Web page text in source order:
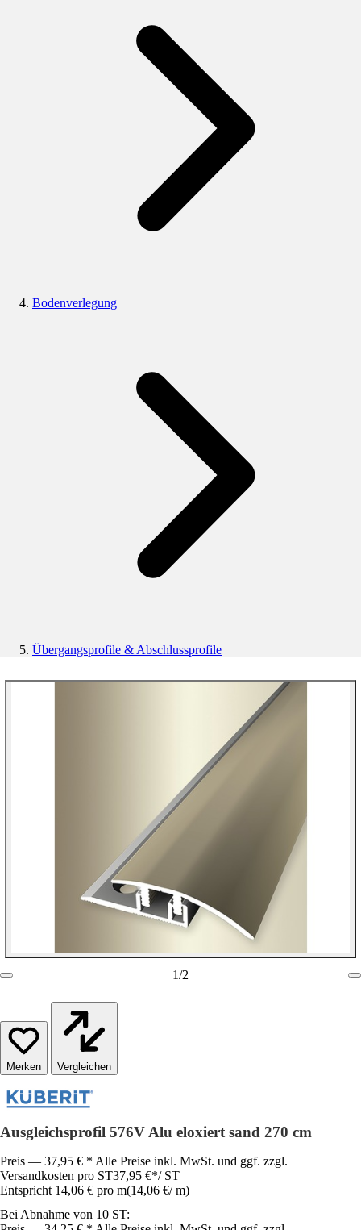
Bodenverlegung
Übergangsprofile & Abschlussprofile
1/2
Vergleichen
Ausgleichsprofil 576V Alu eloxiert sand 270 cm
Preis — 37,95 € * Alle Preise inkl. MwSt. und ggf. zzgl.
Versandkosten pro ST37,95 €*/ ST
Entspricht 14,06 € pro m(14,06 €/ m)
Bei Abnahme von 10 ST: